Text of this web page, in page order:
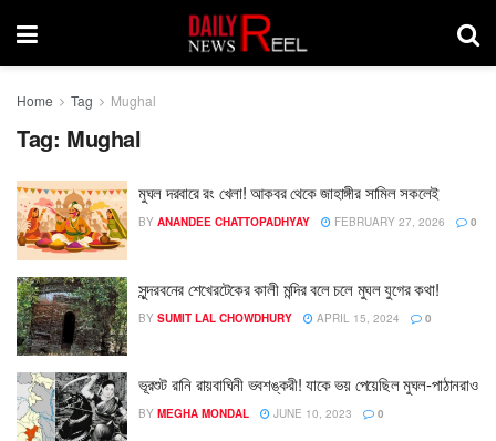
Home Tag Mughal
Tag: Mughal
মুঘল দরবারে রং খেলা! আকবর থেকে জাহাঙ্গীর সামিল সকলেই
BY ANANDEE CHATTOPADHYAY FEBRUARY 27, 2026 0
সুন্দরবনের শেখেরটেকের কালী মন্দির বলে চলে মুঘল যুগের কথা!
BY SUMIT LAL CHOWDHURY APRIL 15, 2024 0
ভূরশুট রানি রায়বাঘিনী ভবশঙ্করী! যাকে ভয় পেয়েছিল মুঘল-পাঠানরাও
BY MEGHA MONDAL JUNE 10, 2023 0